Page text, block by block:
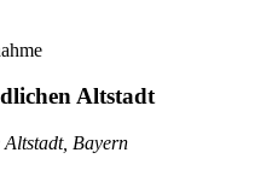
Altstadt
Altstadt, Bayern